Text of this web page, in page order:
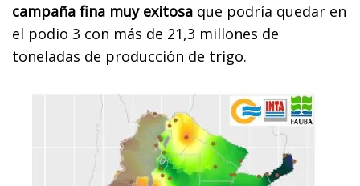
campaña fina muy exitosa que podría quedar en
el podio 3 con más de 21,3 millones de
toneladas de producción de trigo.